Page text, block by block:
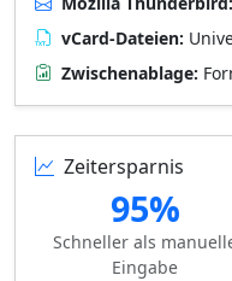
vCard-Dateien:
Zwischenablage:
Zeitersparnis
95%
Schneller als
Eingabe